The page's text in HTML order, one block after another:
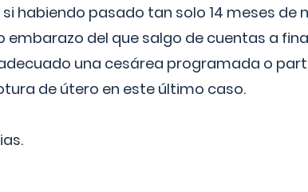
habiendo pasado tan solo 14 meses de
embarazo del que salgo de cuentas a
una cesárea programada o
de útero en este último caso.